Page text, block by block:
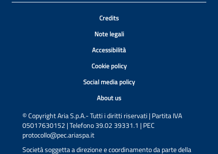
Credits
Note legali
Accessibilità
Cookie policy
Social media policy
About us
© Copyright Aria S.p.A.- Tutti i diritti riservati | Partita IVA
05017630152 | Telefono 39.02 39331.1 | PEC
protocollo@pec.ariaspa.it
Società soggetta a direzione e coordinamento da parte della